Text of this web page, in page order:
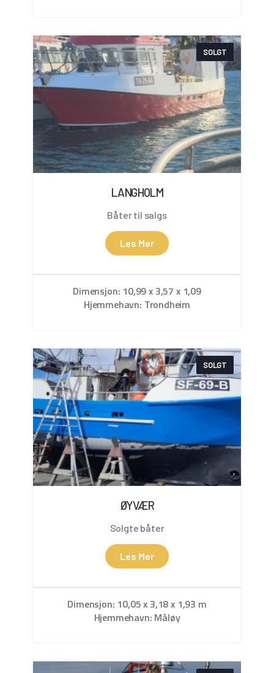
SOLGT
LANGHOLM
Båter til salgs
Les Mer
Dimensjon: 10,99 x 3,57 x 1,09
Hjemmehavn: Trondheim
SOLGT
ØYVÆR
Solgte båter
Les Mer
Dimensjon: 10,05 x 3,18 x 1,93 m
Hjemmehavn: Måløy